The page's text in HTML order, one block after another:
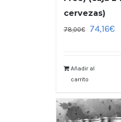
cervezas)
78,00€ 74,16€
Añadir al
carrito